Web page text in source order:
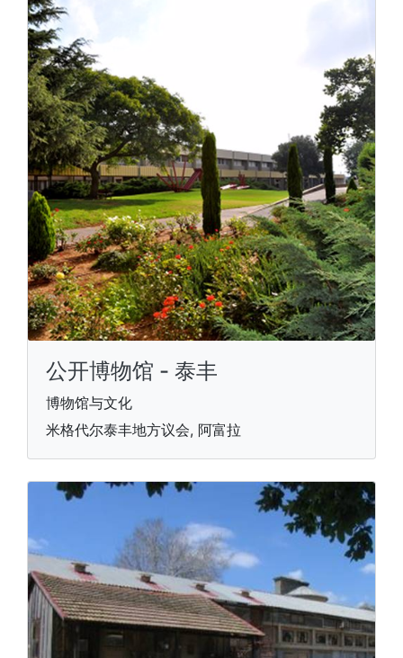
公开博物馆 - 泰丰
博物馆与文化
米格代尔泰丰地方议会, 阿富拉